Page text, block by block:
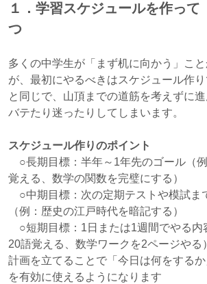
１．学習スケジュールを作って
つ
多くの中学生が「まず机に向かう」こ
が、最初にやるべきはスケジュール作
と同じで、山頂までの道筋を考えずに
バテたり迷ったりしてしまいます。
スケジュール作りのポイント
○長期目標：半年～1年先のゴール（
覚える、数学の関数を完璧にする）
○中期目標：次の定期テストや模試ま
（例：歴史の江戸時代を暗記する）
○短期目標：1日または1週間でやる内
20語覚える、数学ワークを2ページやる）
計画を立てることで「今日は何をする
を有効に使えるようになります